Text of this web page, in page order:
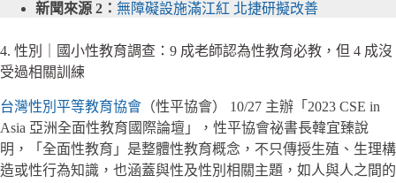
新聞來源 2： 無障礙設施滿江紅 北捷研擬改善
4. 性別｜國小性教育調查：9 成老師認為性教育必教，但 4 成沒
受過相關訓練
台灣性別平等教育協會 （性平協會） 10/27 主辦「2023 CSE in
Asia 亞洲全面性教育國際論壇」，性平協會祕書長韓宜臻說
明，「全面性教育」是整體性教育概念，不只傳授生殖、生理構
造或性行為知識，也涵蓋與性及性別相關主題，如人與人之間的